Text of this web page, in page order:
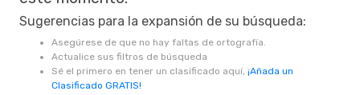
Sugerencias para la expansión de su búsqueda:
Asegúrese de que no hay faltas de ortografía.
Actualice sus filtros de búsqueda
Sé el primero en tener un clasificado aquí, ¡Añada un
Clasificado GRATIS!